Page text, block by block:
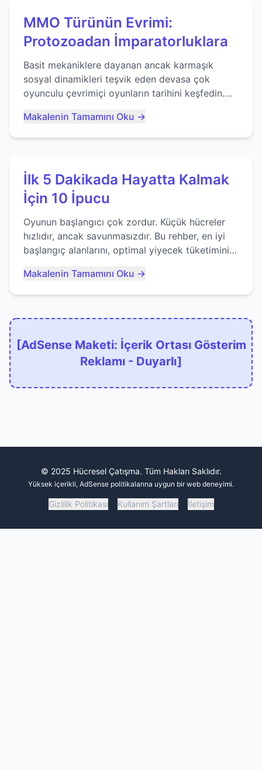
MMO Türünün Evrimi:
Protozoadan İmparatorluklara
Basit mekaniklere dayanan ancak karmaşık
sosyal dinamikleri teşvik eden devasa çok
oyunculu çevrimiçi oyunların tarihini keşfedin.
Makalenin Tamamını Oku →
İlk 5 Dakikada Hayatta Kalmak
İçin 10 İpucu
Oyunun başlangıcı çok zordur. Küçük hücreler
hızlıdır, ancak savunmasızdır. Bu rehber, en iyi
başlangıç alanlarını, optimal yiyecek tüketimini
kaçınacağınızı anlatıyor...
Makalenin Tamamını Oku →
[AdSense Maketi: İçerik Ortası Gösterim
Reklamı - Duyarlı]
© 2025 Hücresel Çatışma. Tüm Hakları Saklıdır.
Yüksek içerikli, AdSense politikalarına uygun bir web deneyimi.
Gizlilik Politikası Kullanım Şartları İletişim